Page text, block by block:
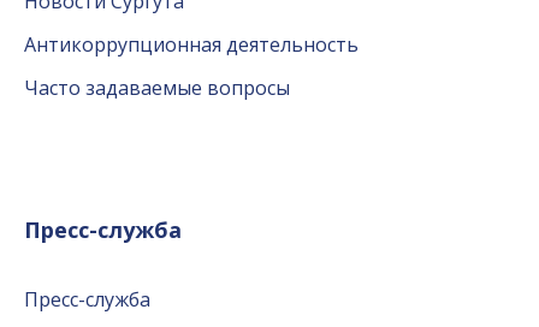
Антикоррупционная деятельность
Часто задаваемые вопросы
Пресс-служба
Пресс-служба